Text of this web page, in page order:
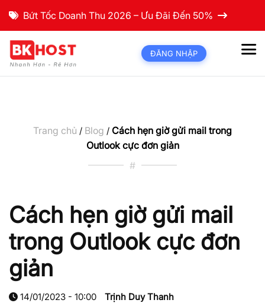
Bứt Tốc Doanh Thu 2026 – Ưu Đãi Đến 50%
ĐĂNG NHẬP
Trang chủ / Blog / Cách hẹn giờ gửi mail trong
Outlook cực đơn giản
#
Cách hẹn giờ gửi mail
trong Outlook cực đơn
giản
14/01/2023 - 10:00
Trịnh Duy Thanh